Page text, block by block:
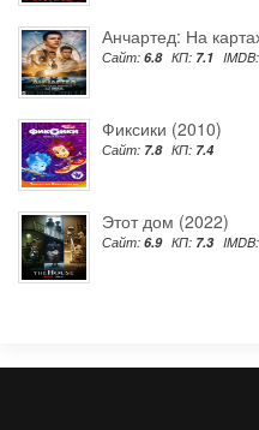
Анчартед: На
Сайт: 6.8 КП: 7.1 IMDB:
Фиксики (2010)
Сайт: 7.8 КП: 7.4
Этот дом (2022)
Сайт: 6.9 КП: 7.3 IMDB: